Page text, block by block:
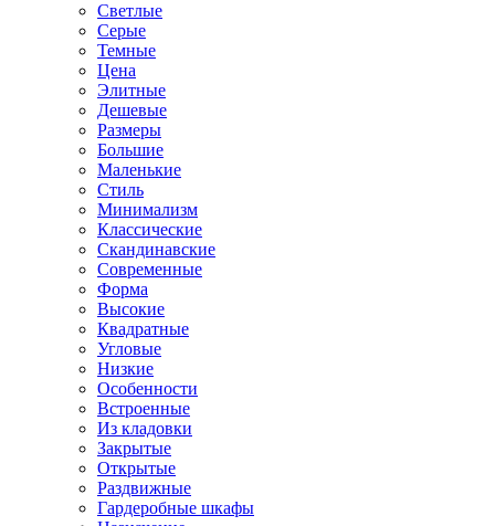
Светлые
Серые
Темные
Цена
Элитные
Дешевые
Размеры
Большие
Маленькие
Стиль
Минимализм
Классические
Скандинавские
Современные
Форма
Высокие
Квадратные
Угловые
Низкие
Особенности
Встроенные
Из кладовки
Закрытые
Открытые
Раздвижные
Гардеробные шкафы